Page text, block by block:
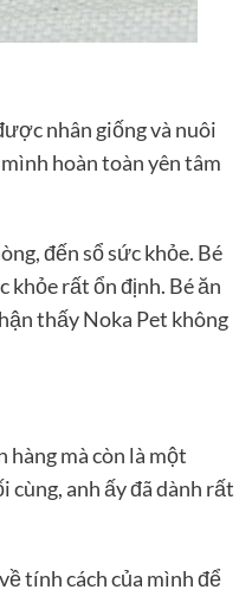
nhân giống và nuôi
hoàn toàn yên tâm
đến sổ sức khỏe. Bé
khỏe rất ổn định. Bé ăn
thấy Noka Pet không
mà còn là một
anh ấy đã dành rất
tính cách của mình để